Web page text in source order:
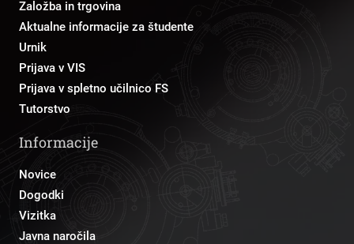
Založba in trgovina
Aktualne informacije za študente
Urnik
Prijava v VIS
Prijava v spletno učilnico FS
Tutorstvo
Informacije
Novice
Dogodki
Vizitka
Javna naročila